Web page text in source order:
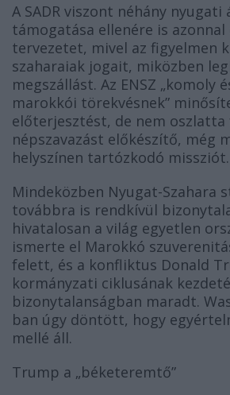
A SADR viszont néhány nyugati
támogatása ellenére is
tervezetet, mivel az figyelmen
szaharaiak jogait, miközben
megszállást. Az ENSZ „komoly
marokkói törekvésnek”
előterjesztést, de nem oszlatta
népszavazást előkészítő, még
helyszínen tartózkodó missziót.
Mindeközben Nyugat-Szahara
továbbra is rendkívül
hivatalosan a világ egyetlen
ismerte el Marokkó
felett, és a konfliktus Donald
kormányzati ciklusának
bizonytalanságban maradt.
ban úgy döntött, hogy
mellé áll.
Trump a „béketeremtő”